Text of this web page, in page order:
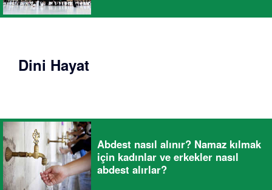
Dini Hayat
Abdest nasıl alınır? Namaz kılmak
için kadınlar ve erkekler nasıl
abdest alırlar?